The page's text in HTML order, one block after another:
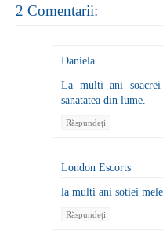
2 Comentarii:
Daniela
La multi ani
sanatatea din lume.
Răspundeți
London Escorts
la multi ani sotiei
Răspundeți